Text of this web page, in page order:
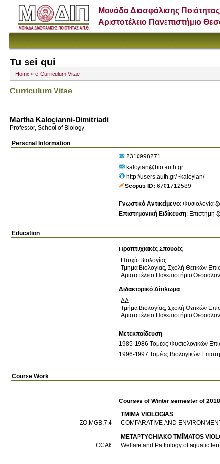
Μονάδα Διασφάλισης Ποιότητας
Αριστοτέλειο Πανεπιστήμιο
Tu sei qui
Home » e-Curriculum Vitae
Curriculum Vitae
Martha Kalogianni-Dimitriadi
Professor, School of Biology
Personal Information
2310998271
kaloyian@bio.auth.gr
http://users.auth.gr/~kaloyian/
Scopus ID 6701712589
Γνωστικό Αντικείμενο: Φυσιολογία
Επιστημονική Ειδίκευση: Επιστήμη
Education
Προπτυχιακές Σπουδές
Πτυχίο Βιολογίας
Τμήμα Βιολογίας, Σχολή Θετικών
Αριστοτέλειο Πανεπιστήμιο
Διδακτορικό Δίπλωμα
ΔΔ
Τμήμα Βιολογίας, Σχολή Θετικών
Αριστοτέλειο Πανεπιστήμιο
Μετεκπαίδευση
1996-1997 Τομέας Βιολογικών
Course Work
Courses of Winter semester of
TMĪMA VIOLOGIAS
ΖΟ.MGB.7.4
METAPTYCΗIAKO TMĪMATOS
CCA6
Welfare and Pathology of aquatic